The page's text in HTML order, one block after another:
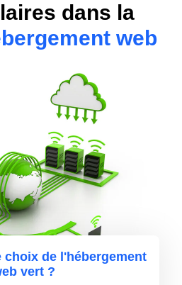
dans la
web
choix de l'hébergement
vert ?